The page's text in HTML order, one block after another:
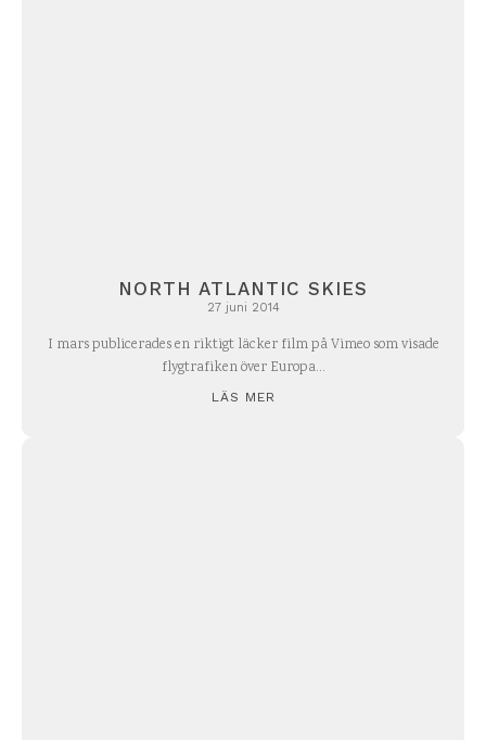
NORTH ATLANTIC SKIES
27 juni 2014
I mars publicerades en riktigt läcker film på Vimeo som visade
flygtrafiken över Europa...
LÄS MER